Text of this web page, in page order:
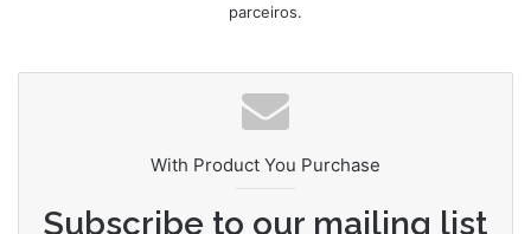
parceiros.
With Product You Purchase
Subscribe to our mailing list